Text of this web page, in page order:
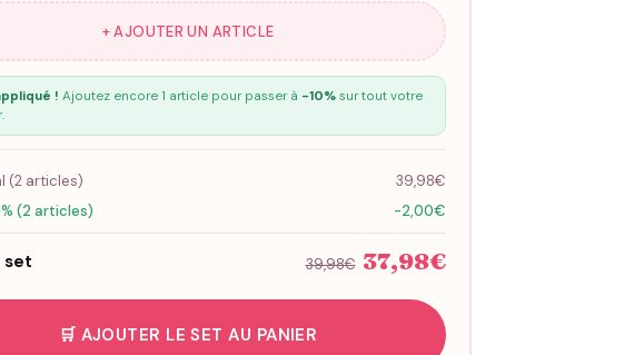
+ AJOUTER UN ARTICLE
! Ajoutez encore 1 article pour passer à -10%sur tout votre
(2articles)
39,98€
(2 articles)
-2,00€
set 39,98€ 37,98€
🛒 AJOUTER LE SET AU PANIER